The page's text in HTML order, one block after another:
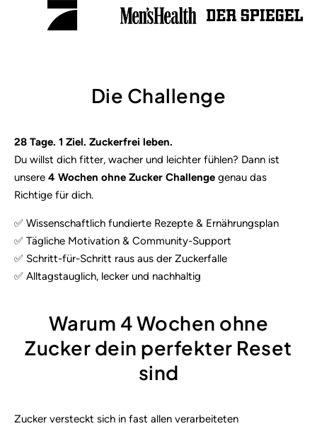
Die Challenge
28 Tage. 1 Ziel. Zuckerfrei leben.
Du willst dich fitter, wacher und leichter fühlen? Dann ist
unsere 4 Wochen ohne Zucker Challenge genau das
Richtige für dich.
✅ Wissenschaftlich fundierte Rezepte & Ernährungsplan
✅ Tägliche Motivation & Community-Support
✅ Schritt-für-Schritt raus aus der Zuckerfalle
✅ Alltagstauglich, lecker und nachhaltig
Warum 4 Wochen ohne
Zucker dein perfekter Reset
sind
Zucker versteckt sich in fast allen verarbeiteten